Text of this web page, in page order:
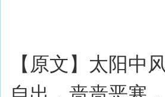
【原文】太阳中